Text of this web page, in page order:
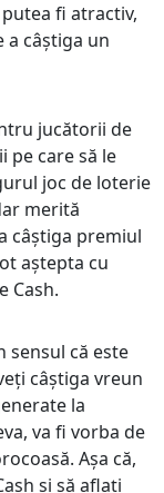
fi atractiv,
a câștiga un
jucătorii de
pe care să le
joc de loterie
merită
câștiga premiul
aștepta cu
Cash.
sensul că este
câștiga vreun
la
va fi vorba de
Așa că,
și să aflați